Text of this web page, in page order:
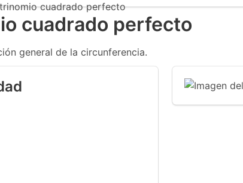
cuadrado perfecto
cuadrado perfecto
general de la circunferencia.